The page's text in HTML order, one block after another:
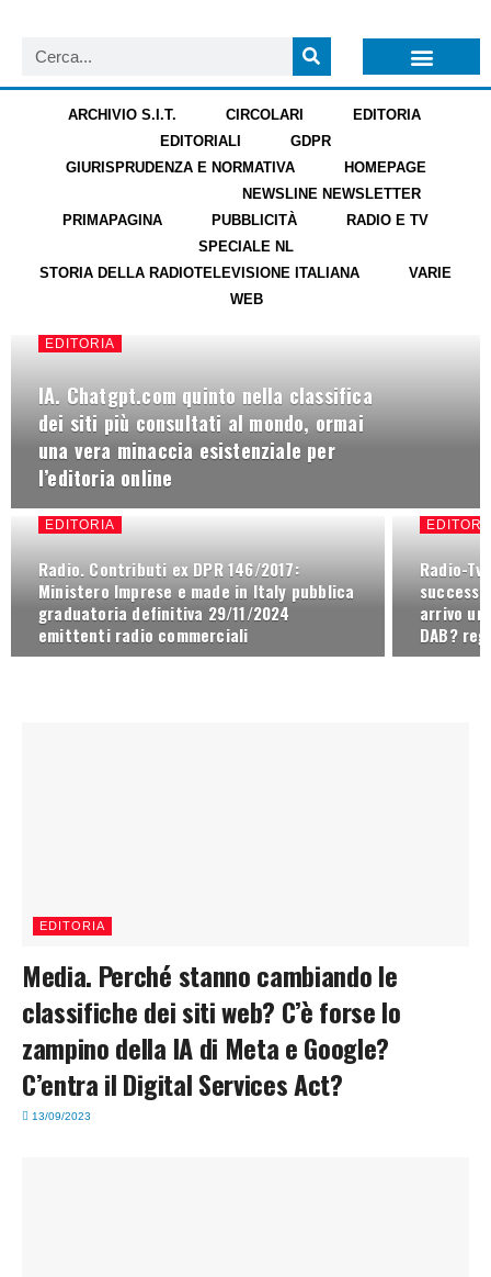
ARCHIVIO S.I.T. CIRCOLARI
EDITORIA
EDITORIALI
GDPR
GIURISPRUDENZA E NORMATIVA
HOMEPAGE
NEWSLINE NEWSLETTER
PRIMAPAGINA
PUBBLICITÀ
RADIO E TV
SPECIALE NL
STORIA DELLA RADIOTELEVISIONE ITALIANA
VARIE
WEB
EDITORIA
IA. Chatgpt.com quinto nella classifica
dei siti più consultati al mondo, ormai
una vera minaccia esistenziale per
l’editoria online
EDITORIA
Radio. Contributi ex DPR 146/2017:
Ministero Imprese e made in Italy pubblica
graduatoria definitiva 29/11/2024
emittenti radio commerciali
Radio-
arrivo
DAB?
EDITORIA
Media. Perché stanno cambiando le
classifiche dei siti web? C’è forse lo
zampino della IA di Meta e Google?
C’entra il Digital Services Act?
13/09/2023